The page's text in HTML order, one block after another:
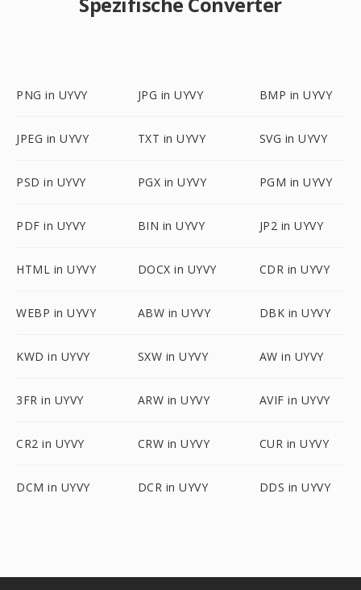
PNG in UYVY JPG in UYVY BMP in UYVY
JPEG in UYVY TXT in UYVY SVG in UYVY
PSD in UYVY PGX in UYVY PGM in UYVY
PDF in UYVY BIN in UYVY JP2 in UYVY
HTML in UYVY DOCX in UYVY CDR in UYVY
WEBP in UYVY ABW in UYVY DBK in UYVY
KWD in UYVY SXW in UYVY AW in UYVY
3FR in UYVY ARW in UYVY AVIF in UYVY
CR2 in UYVY CRW in UYVY CUR in UYVY
DCM in UYVY DCR in UYVY DDS in UYVY